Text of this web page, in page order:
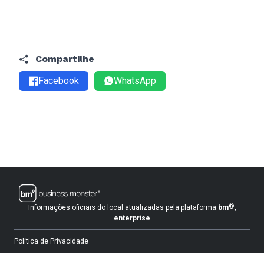
Compartilhe
Facebook
WhatsApp
Informações oficiais do local atualizadas pela plataforma bm®,
enterprise
Política de Privacidade